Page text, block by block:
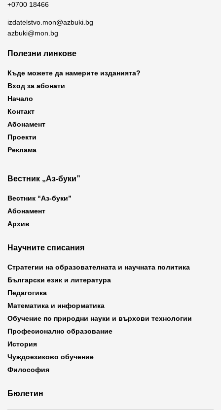
+0700 18466
izdatelstvo.mon@azbuki.bg
azbuki@mon.bg
Полезни линкове
Къде можете да намерите изданията?
Вход за абонати
Начало
Контакт
Абонамент
Проекти
Реклама
Вестник „Аз-буки”
Вестник “Аз-буки”
Абонамент
Архив
Научните списания
Стратегии на образователната и научната политика
Български език и литература
Педагогика
Математика и информатика
Обучение по природни науки и върхови технологии
Професионално образование
История
Чуждоезиково обучение
Философия
Бюлетин